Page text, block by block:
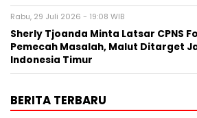
Rabu, 29 Juli 2026 - 19:08 WIB
Sherly Tjoanda Minta Latsar CPNS
Pemecah Masalah, Malut Ditarget
Indonesia Timur
BERITA TERBARU